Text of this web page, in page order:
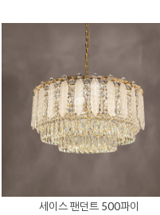
세이스 팬던트 500파이